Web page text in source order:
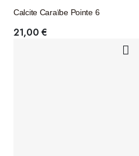
Calcite Caraïbe Pointe 6
21,00€